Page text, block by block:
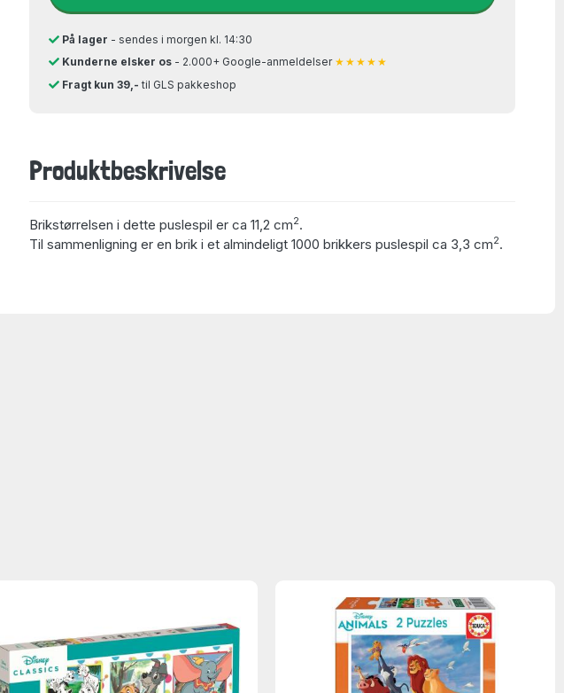
På lager - sendes i morgen kl. 14:30
Kunderne elsker os - 2.000+ Google-anmeldelser ★★★★★
Fragt kun 39,- til GLS pakkeshop
Produktbeskrivelse
Brikstørrelsen i dette puslespil er ca 11,2 cm2.
Til sammenligning er en brik i et almindeligt 1000 brikkers puslespil ca 3,3 cm2.